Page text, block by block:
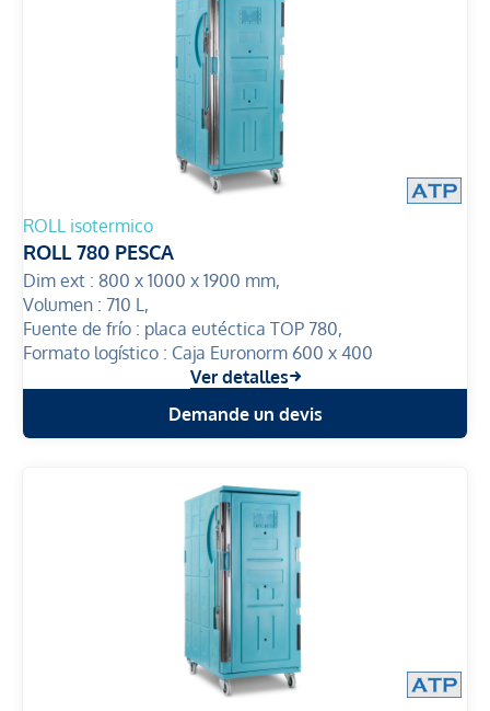
ROLL isotermico
ROLL 780 PESCA
Dim ext : 800 x 1000 x 1900 mm,
Volumen : 710 L,
Fuente de frío : placa eutéctica TOP 780,
Formato logístico : Caja Euronorm 600 x 400
Ver detalles
Demande un devis